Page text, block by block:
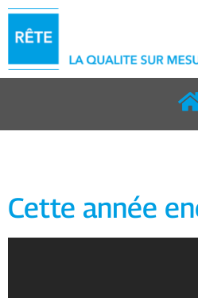
Cette année